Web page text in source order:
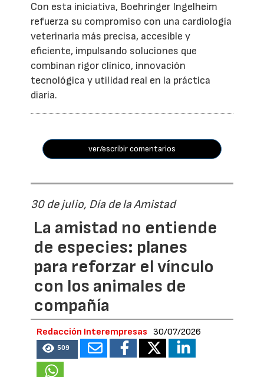
Con esta iniciativa, Boehringer Ingelheim
refuerza su compromiso con una cardiología
veterinaria más precisa, accesible y
eficiente, impulsando soluciones que
combinan rigor clínico, innovación
tecnológica y utilidad real en la práctica
diaria.
ver/escribir comentarios
30 de julio, Día de la Amistad
La amistad no entiende
de especies: planes
para reforzar el vínculo
con los animales de
compañía
Redacción Interempresas 30/07/2026
509